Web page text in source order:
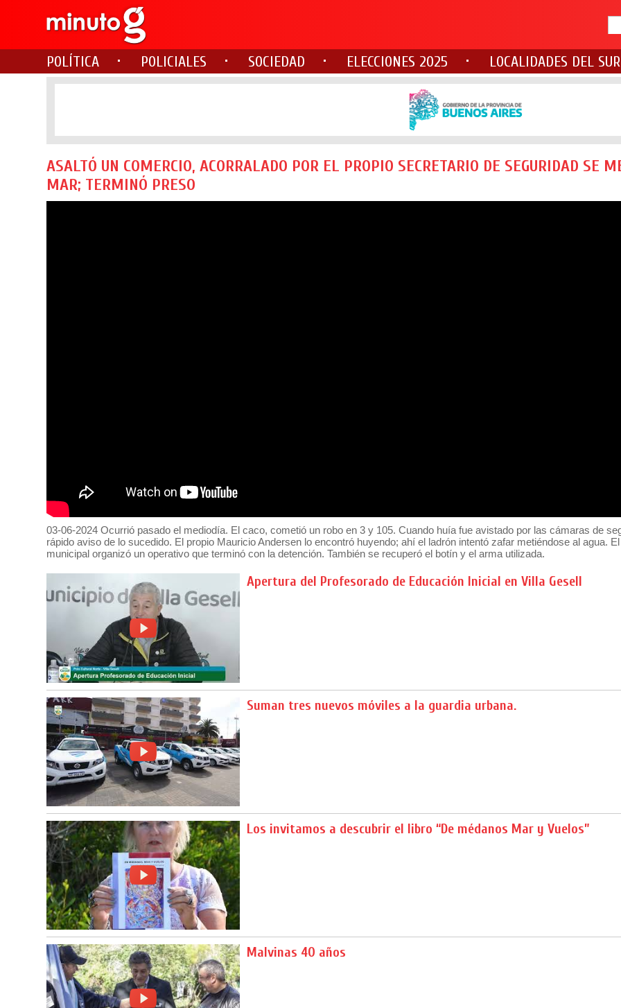
POLÍTICA POLICIALES SOCIEDAD ELECCIONES 2025 LOCALIDADES DEL SUR
ASALTÓ UN COMERCIO, ACORRALADO POR EL PROPIO SECRETARIO DE SEGURIDAD SE
MAR; TERMINÓ PRESO
03-06-2024 Ocurrió pasado el mediodía. El caco, cometió un robo en 3 y 105. Cuando huía fue avistado por las cámaras de
rápido aviso de lo sucedido. El propio Mauricio Andersen lo encontró huyendo; ahí el ladrón intentó zafar metiéndose al agua.
municipal organizó un operativo que terminó con la detención. También se recuperó el botín y el arma utilizada.
Apertura del Profesorado de Educación Inicial en Villa Gesell
Suman tres nuevos móviles a la guardia urbana.
Los invitamos a descubrir el libro “De médanos Mar y Vuelos”
Malvinas 40 años